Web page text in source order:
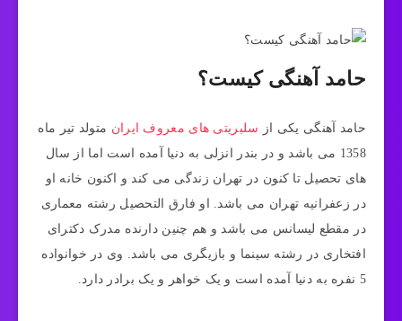
حامد آهنگی کیست؟
حامد آهنگی یکی از سلبریتی های معروف ایران متولد تیر ماه
1358 می باشد و در بندر انزلی به دنیا آمده است اما از سال
های تحصیل تا کنون در تهران زندگی می کند و اکنون خانه او
در زعفرانیه تهران می باشد. او فارق التحصیل رشته معماری
در مقطع لیسانس می باشد و هم چنین دارنده مدرک دکترای
افتخاری در رشته سینما و بازیگری می باشد. وی در خوانواده
5 نفره به دنیا آمده است و یک خواهر و یک برادر دارد.